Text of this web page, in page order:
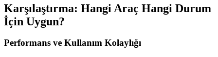
Karşılaştırma: Hangi Araç Hangi Durum
İçin Uygun?
Performans ve Kullanım Kolaylığı